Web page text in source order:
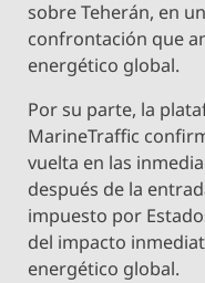
sobre Teherán, en
confrontación que
energético global.
Por su parte, la
MarineTraffic
vuelta en las
después de la
impuesto por
del impacto
energético global.